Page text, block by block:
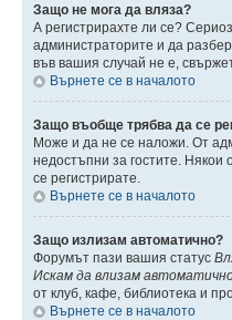
Защо не мога да вляза?
А регистрирахте ли се?
администраторите и да
във вашия случай не е,
Върнете се в началото
Защо въобще трябва да се
Може и да не се наложи. От
недостъпни за гостите.
се регистрирате.
Върнете се в началото
Защо излизам автоматично?
Форумът пази вашия статус
Искам да влизам
от клуб, кафе, библиотека и
Върнете се в началото